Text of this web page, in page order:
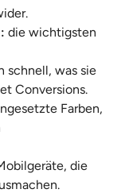
die wichtigsten
schnell, was sie
Conversions.
Farben,
die